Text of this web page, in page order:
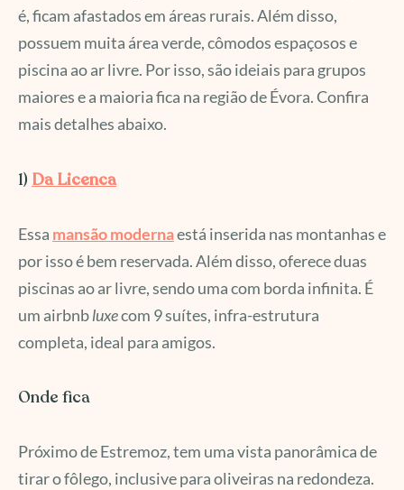
é, ficam afastados em áreas rurais. Além disso,
possuem muita área verde, cômodos espaçosos e
piscina ao ar livre. Por isso, são ideiais para grupos
maiores e a maioria fica na região de Évora. Confira
mais detalhes abaixo.
1) Da Licenca
Essa mansão modernaestá inserida nas montanhas e
por isso é bem reservada. Além disso, oferece duas
piscinas ao ar livre, sendo uma com borda infinita. É
um airbnbluxecom 9 suítes, infra-estrutura
completa, ideal para amigos.
Onde fica
Próximo de Estremoz, tem uma vista panorâmica de
tirar o fôlego, inclusive para oliveiras na redondeza.